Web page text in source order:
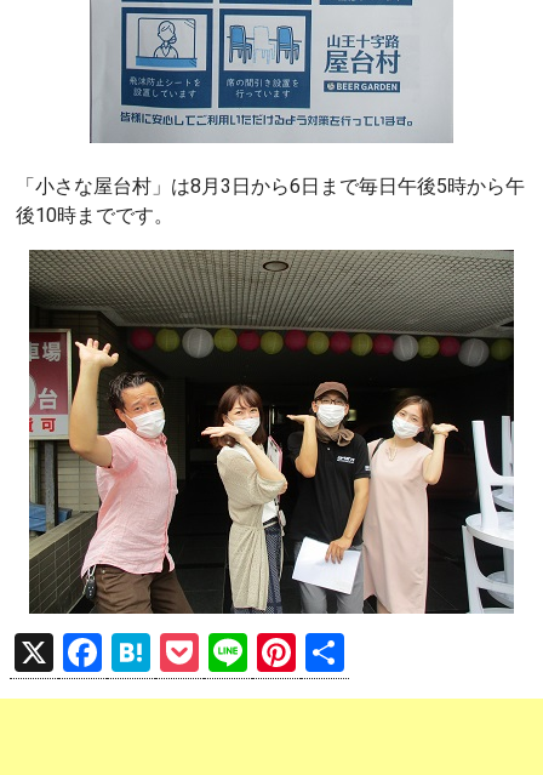
「小さな屋台村」は8月3日から6日まで毎日午後5時から午
後10時までです。
X
F
a
H
at
P
o
Li
n
Pi
nt 有